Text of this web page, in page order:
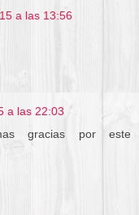
a las 13:56
a las 22:03
gracias por este